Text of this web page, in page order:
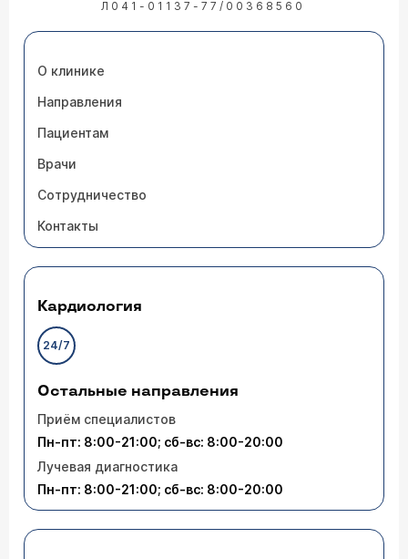
Л041-01137-77/00368560
О клинике
Направления
Пациентам
Врачи
Сотрудничество
Контакты
Кардиология
24/7
Остальные направления
Приём специалистов
Пн-пт: 8:00-21:00; сб-вс: 8:00-20:00
Лучевая диагностика
Пн-пт: 8:00-21:00; сб-вс: 8:00-20:00